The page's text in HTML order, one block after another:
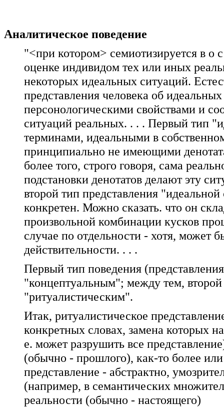
Аналитическое поведение
"<при котором> семиотизируется в о
оценке индивидом тех или иных
некоторых идеальных ситуаций.
представления человека об
персонологическими свойствами и
ситуаций реальных. . . . Первый тип
терминами, идеальными в
принципиально не имеющими
более того, строго говоря, сама
подстановки денотатов делают эту
второй тип представления
конкретен. Можно сказать. что он
произвольной комбинации кусков
случае по отдельности - хотя, может
действительности. . . .
Первый тип поведения
"концептуальным"; между тем,
"ритуалистическим".
Итак, ритуалистическое
конкретных словах, замена которых
е. может разрушить все
(обычно - прошлого), как-то более
представление - абстрактно,
(например, в семантических
реальности (обычно - настоящего)